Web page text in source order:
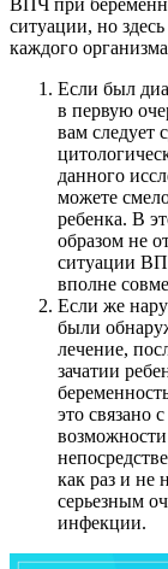
ВПЧ при
ситуации, но
каждого
Если был
в первую
вам следует
данного
можете
ребенка. В
образом не
ситуации
вполне
Если же
были
лечение,
зачатии
это связано
возможности
как раз и не
серьезным
инфекции.